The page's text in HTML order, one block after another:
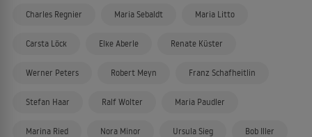
Charles Regnier Maria Sebaldt Maria Litto
Carsta Löck Elke Aberle Renate Küster
Werner Peters Robert Meyn Franz Schafheitlin
Stefan Haar Ralf Wolter Maria Paudler
Marina Ried Nora Minor Ursula Sieg Bob Iller